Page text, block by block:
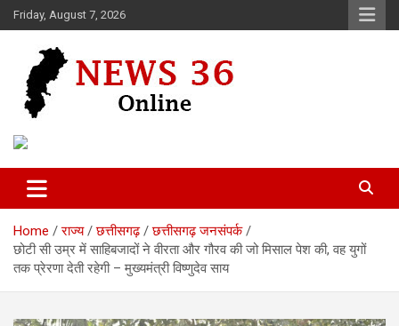
Skip
to
Friday, August 7, 2026
News 36
Home राज्य छत्तीसगढ़
छत्तीसगढ़ जनसंपर्क
छोटी सी उम्र में साहिबजादों ने वीरता और गौरव की जो मिसाल पेश की, वह युगों
तक प्रेरणा देती रहेगी – मुख्यमंत्री विष्णुदेव साय